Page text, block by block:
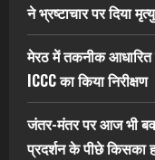
ने भ्रष्टाचार पर द‍िया
मेरठ में तकनीक आधारित
ICCC का किया निरीक्षण
जंतर-मंतर पर आज भी
प्रदर्शन के पीछे किसका